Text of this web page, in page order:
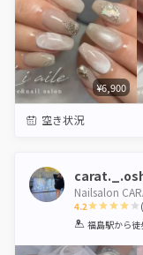
¥6,900
空き状況
Nailsalon
4.2
1 2 3 4 5
福島駅から